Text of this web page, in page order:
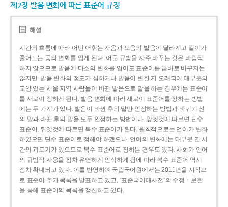
제2장 발음 변화에 따른 표준어 규정
해설
시간의 흐름에 따라 어떤 어휘는 자음과 모음의 발음이 달라지고 길이가
줄어드는 등의 변화를 입게 된다. 어문 규범을 자주 바꾸는 것은 바람직
하지 않으므로 발음에 다소의 변화를 입어도 표준어를 곧바로 바꾸지는
않지만, 발음 변화의 정도가 심하거나 발음이 변한 지 오래되어 대부분의
교양 있는 서울 지역 사람들이 바뀐 발음으로 말을 하는 경우에는 표준어
를 새로이 정하게 된다. 발음 변화에 따라 새로이 표준어를 정하는 방법
에는 두 가지가 있다. 발음이 바뀐 후의 말만 인정하는 방법과 바뀌기 전
의 말과 바뀐 후의 말을 모두 인정하는 방법이다. 앞엣것에 따르면 단수
표준어, 뒤엣것에 따르면 복수 표준어가 된다. 원칙적으로는 언어가 변화
하였으면 단수 표준어로 정해야 하겠으나, 언어의 변화에는 대부분 긴 시
간의 과도기가 있으므로 복수 표준어로 정하는 경우도 있다. 사회가 언어
의 규범적 사용을 점차 유연하게 인식하게 됨에 따라 복수 표준어 역시
점차 확대되고 있다. 이를 반영하여 국립국어원에서는 2011년을 시작으
로 표준어 추가 목록을 발표하고 있고, “표준국어대사전”의 수정ㆍ보완
을 통해 표준어의 목록을 갱신하고 있다.